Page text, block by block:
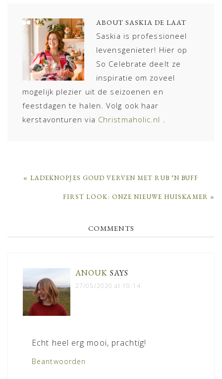
ABOUT SASKIA DE LAAT
Saskia is professioneel
levensgenieter! Hier op
So Celebrate deelt ze
inspiratie om zoveel
mogelijk plezier uit de seizoenen en
feestdagen te halen. Volg ook haar
kerstavonturen via Christmaholic.nl
PREVIOUS
« LADEKNOPJES GOUD VERVEN MET RUB ‘N BUFF
NEXT
FIRST LOOK: ONZE NIEUWE HUISKAMER »
COMMENTS
ANOUK SAYS
27/05/2020 at 10:14
Echt heel erg mooi, prachtig!
Beantwoorden